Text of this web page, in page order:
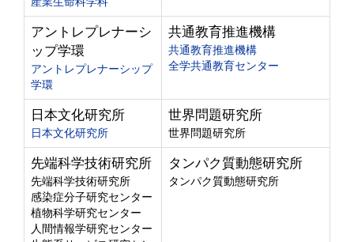
アントレプレナーシ
ップ学環
アントレプレナーシップ
学環
共通教育推進機構
共通教育推進機構
全学共通教育センター
日本文化研究所
日本文化研究所
世界問題研究所
世界問題研究所
先端科学技術研究所
先端科学技術研究所
感染症分子研究センター
植物科学研究センター
人間情報学研究センター
タンパク質動態研究所
タンパク質動態研究所